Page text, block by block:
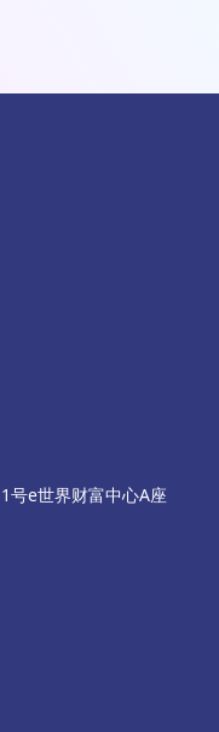
号e世界财富中心A座